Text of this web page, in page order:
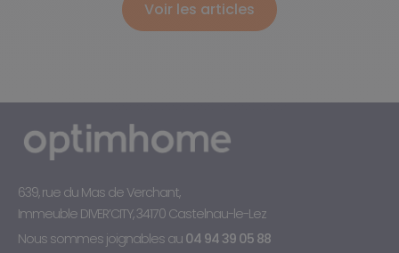
Voir les articles
639, rue du Mas de Verchant,
Immeuble DIVER’CITY, 34170 Castelnau-le-Lez
Nous sommes joignables au 04 94 39 05 88